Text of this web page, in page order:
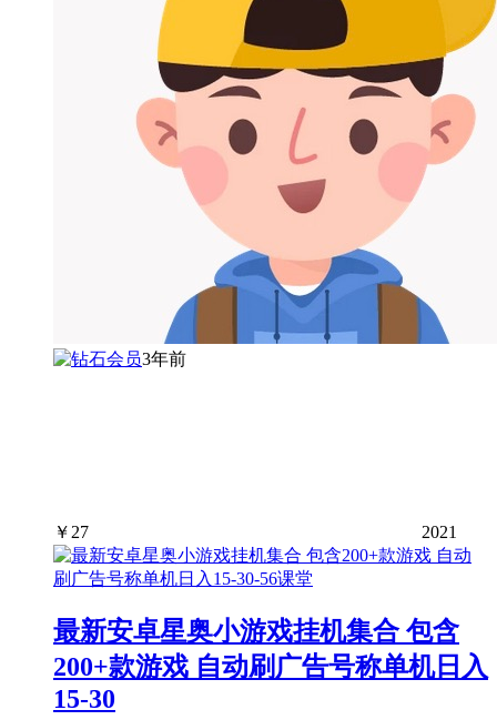
3年前
￥ 27 2021
最新安卓星奥小游戏挂机集合 包含
200+款游戏 自动刷广告号称单机日入
15-30